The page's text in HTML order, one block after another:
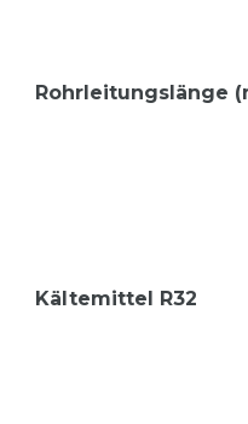
Rohrleitungslänge
Kältemittel R32